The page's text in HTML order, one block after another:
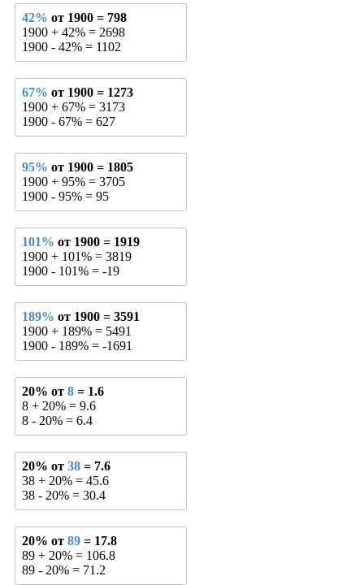
42% от 1900 = 798
1900 + 42% = 2698
1900 - 42% = 1102
67% от 1900 = 1273
1900 + 67% = 3173
1900 - 67% = 627
95% от 1900 = 1805
1900 + 95% = 3705
1900 - 95% = 95
101% от 1900 = 1919
1900 + 101% = 3819
1900 - 101% = -19
189% от 1900 = 3591
1900 + 189% = 5491
1900 - 189% = -1691
20% от 8 = 1.6
8 + 20% = 9.6
8 - 20% = 6.4
20% от 38 = 7.6
38 + 20% = 45.6
38 - 20% = 30.4
20% от 89 = 17.8
89 + 20% = 106.8
89 - 20% = 71.2